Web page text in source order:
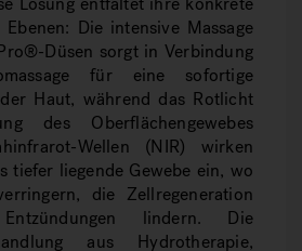
Die intensive Massage
Düsen sorgt in Verbindung
für eine sofortige
Haut, während das Rotlicht
des Oberflächengewebes
Wellen (NIR) wirken
tiefer liegende Gewebe ein, wo
die Zellregeneration
lindern. Die
aus Hydrotherapie,